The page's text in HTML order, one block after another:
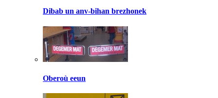
Dibab un anv-bihan brezhonek
Oberoù eeun